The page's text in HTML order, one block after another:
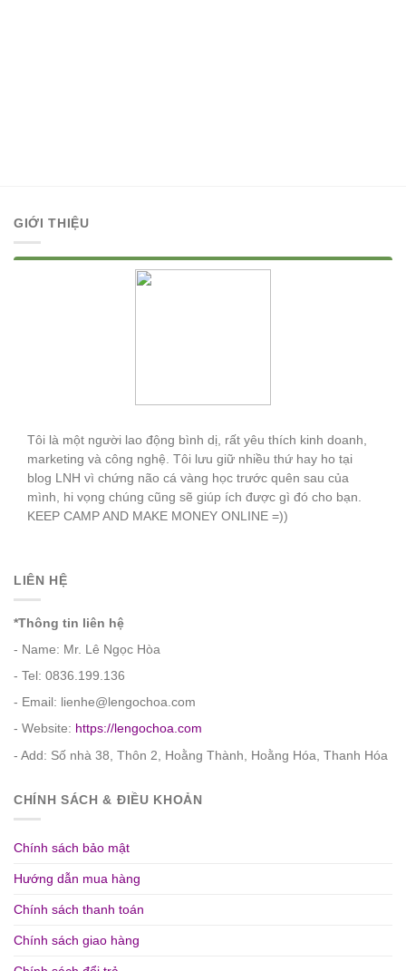
GIỚI THIỆU
Tôi là một người lao động bình dị, rất yêu thích kinh doanh,
marketing và công nghệ. Tôi lưu giữ nhiều thứ hay ho tại
blog LNH vì chứng não cá vàng học trước quên sau của
mình, hi vọng chúng cũng sẽ giúp ích được gì đó cho bạn.
KEEP CAMP AND MAKE MONEY ONLINE =))
LIÊN HỆ
*Thông tin liên hệ
- Name: Mr. Lê Ngọc Hòa
- Tel: 0836.199.136
- Email: lienhe@lengochoa.com
- Website: https://lengochoa.com
- Add: Số nhà 38, Thôn 2, Hoằng Thành, Hoằng Hóa, Thanh Hóa
CHÍNH SÁCH & ĐIỀU KHOẢN
Chính sách bảo mật
Hướng dẫn mua hàng
Chính sách thanh toán
Chính sách giao hàng